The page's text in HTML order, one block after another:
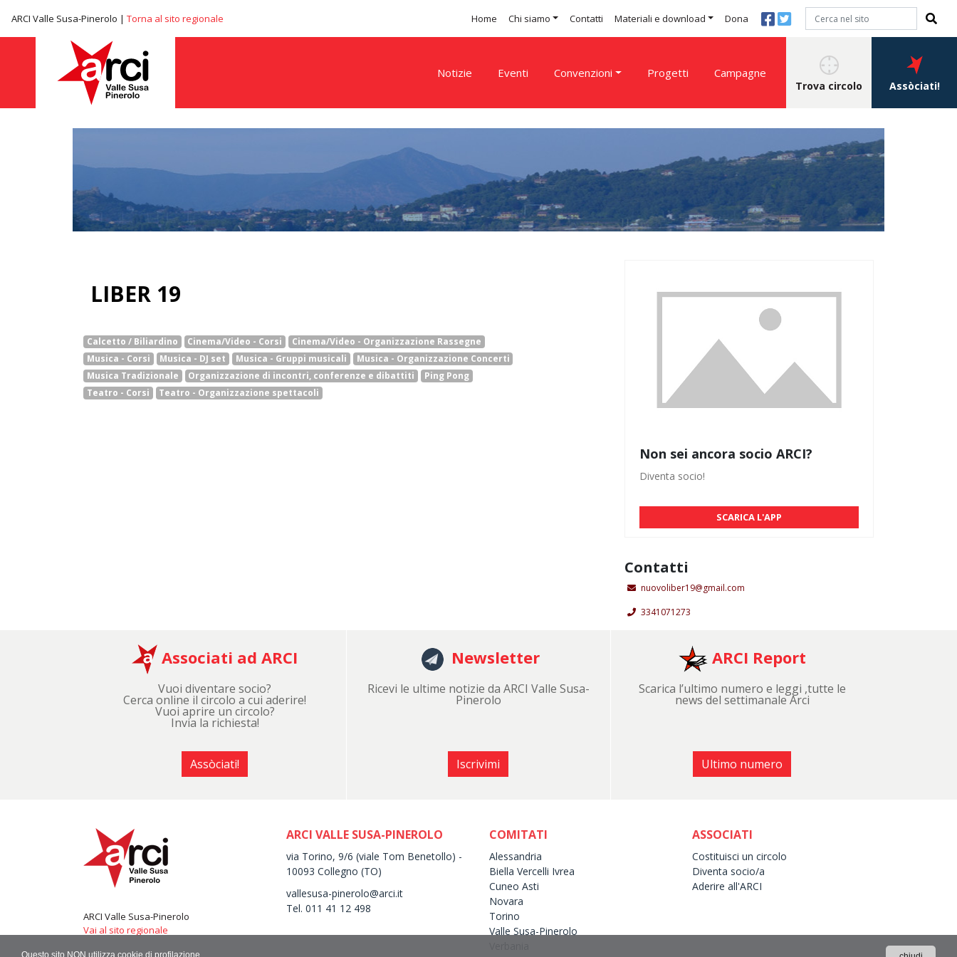
Questo sito NON utilizza cookie di profilazione.
ARCI Valle Susa-Pinerolo | Torna al sito regionale Home Chi siamo Contatti Materiali e download Dona
Notizie Eventi Convenzioni Progetti Campagne
Trova circolo Assòciati!
LIBER 19
Calcetto / Biliardino Cinema/Video - Corsi
Cinema/Video - Organizzazione Rassegne
Musica - Corsi
Musica - DJ set Musica - Gruppi musicali
Musica - Organizzazione Concerti
Musica Tradizionale
Organizzazione di incontri, conferenze e dibattiti
Ping Pong
Teatro - Corsi
Teatro - Organizzazione spettacoli
Non sei ancora socio ARCI?
Diventa socio!
SCARICA L'APP
Contatti
nuovoliber19@gmail.com
3341071273
Associati ad ARCI
Vuoi diventare socio?
Cerca online il circolo a cui aderire!
Vuoi aprire un circolo?
Invia la richiesta!
Assòciati!
Newsletter
Ricevi le ultime notizie da ARCI Valle Susa-
Pinerolo
Iscrivimi
ARCI Report
Scarica l’ultimo numero e leggi ,tutte le
news del settimanale Arci
Ultimo numero
ARCI Valle Susa-Pinerolo
Vai al sito regionale
ARCI VALLE SUSA-PINEROLO
via Torino, 9/6 (viale Tom Benetollo) -
10093 Collegno (TO)
vallesusa-pinerolo@arci.it
Tel. 011 41 12 498
COMITATI
Alessandria
Biella Vercelli Ivrea
Cuneo Asti
Novara
Torino
Valle Susa-Pinerolo
ASSOCIATI
Costituisci un circolo
Diventa socio/a
Aderire all'ARCI